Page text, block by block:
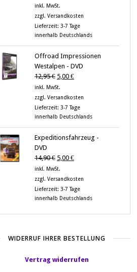
Preis
war:
12,95 €
ist:
5,00 €.
inkl. MwSt.
zzgl. Versandkosten
Lieferzeit: 3-7 Tage
innerhalb Deutschlands
Offroad Impressionen
Westalpen - DVD
12,95€ Ursprünglicher
Preis
war:
12,95 €
5,00 €Aktueller
ist:
5,00 €.
inkl. MwSt.
zzgl. Versandkosten
Lieferzeit: 3-7 Tage
innerhalb Deutschlands
Expeditionsfahrzeug -
DVD
14,90€ Ursprünglicher
Preis
war:
14,90 €
5,00 €Aktueller
ist:
5,00 €.
inkl. MwSt.
zzgl. Versandkosten
Lieferzeit: 3-7 Tage
innerhalb Deutschlands
WIDERRUF IHRER BESTELLUNG
Vertrag widerrufen